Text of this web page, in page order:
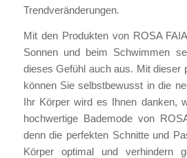
Trendveränderungen.
Mit den Produkten von ROSA
Sonnen und beim Schwimmen
dieses Gefühl auch aus. Mit dieser
können Sie selbstbewusst in die
Ihr Körper wird es Ihnen danken,
hochwertige Bademode von
denn die perfekten Schnitte und
Körper optimal und verhindern